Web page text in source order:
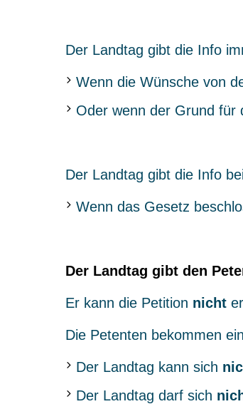
Der Landtag gibt die Info
Wenn die Wünsche von
Oder wenn der Grund für
Der Landtag gibt die Info
Wenn das Gesetz
Der Landtag gibt den
Er kann die Petition nicht
Die Petenten bekommen
Der Landtag kann sich
Der Landtag darf sich